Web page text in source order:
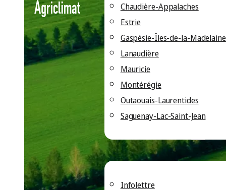
Chaudière-Appalaches
Estrie
Gaspésie-Îles-de-la-Madelaine
Lanaudière
Mauricie
Montérégie
Outaouais-Laurentides
Saguenay-Lac-Saint-Jean
Infolettre
fermes
pour le